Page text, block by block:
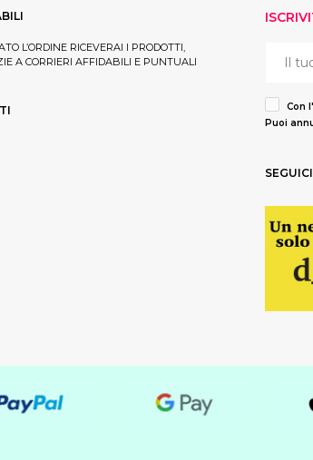
L’ORDINE RICEVERAI I PRODOTTI,
A CORRIERI AFFIDABILI E PUNTUALI
Con
Puoi